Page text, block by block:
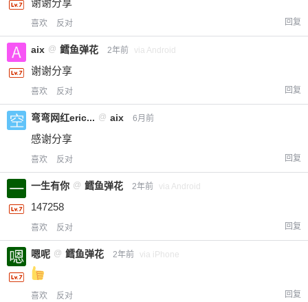
谢谢分享
喜欢 反对 回复
aix @ 鳕鱼弹花 2年前 via Android
谢谢分享
喜欢 反对 回复
弯弯网红eric... @ aix 6月前
感谢分享
喜欢 反对 回复
一生有你 @ 鳕鱼弹花 2年前 via Android
147258
喜欢 反对 回复
嗯呢 @ 鳕鱼弹花 2年前 via iPhone
喜欢 反对 回复